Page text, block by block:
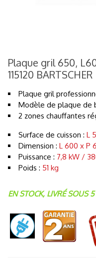
Plaque gril 650,
115120 BARTSCHER
Plaque gril
Modèle de plaque de
2 zones chauffantes
Surface de cuisson : L
Dimension : L 600 x P
Puissance : 7,8 kW /
Poids : 51 kg
EN STOCK, LIVRÉ SOUS